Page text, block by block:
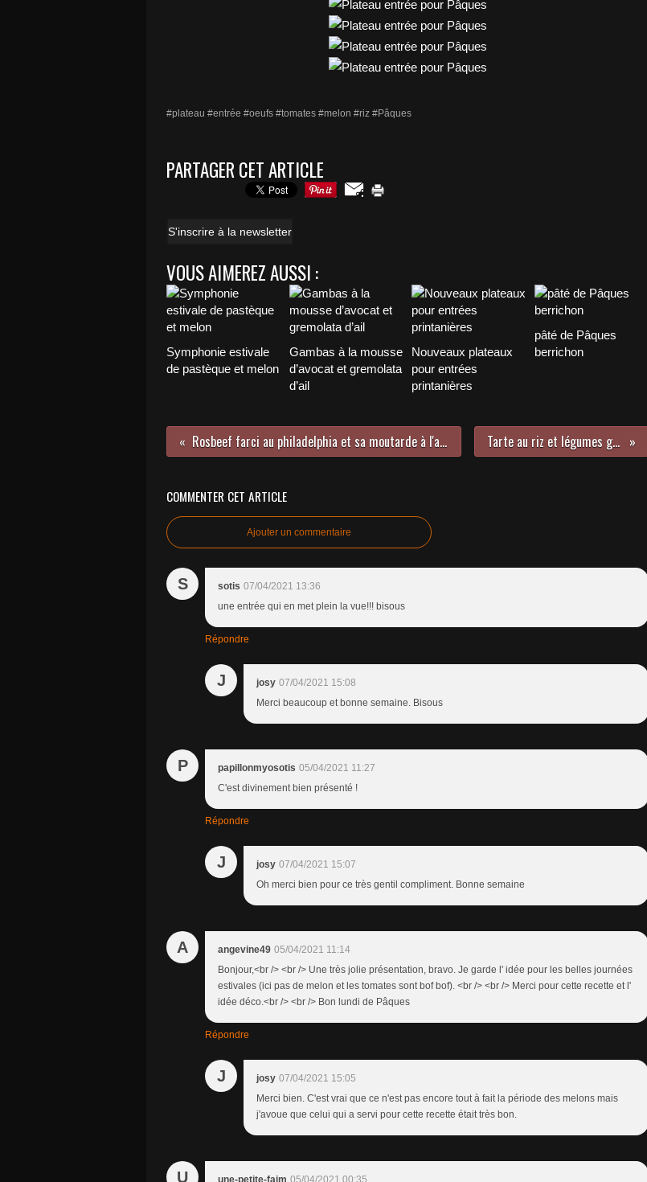
#plateau #entrée #oeufs #tomates #melon #riz #Pâques
PARTAGER CET ARTICLE
S'inscrire à la newsletter
VOUS AIMEREZ AUSSI :
Symphonie estivale
de pastèque et melon
Gambas à la mousse
d’avocat et gremolata
d’ail
Nouveaux plateaux
pour entrées
printanières
pâté de Pâques
berrichon
Rosbeef farci au philadelphia et sa moutarde à l'ancienne Tarte au riz et légumes grillés
COMMENTER CET ARTICLE
Ajouter un commentaire
S sotis 07/04/2021 13:36
une entrée qui en met plein la vue!!! bisous
Répondre
J josy 07/04/2021 15:08
Merci beaucoup et bonne semaine. Bisous
P papillonmyosotis 05/04/2021 11:27
C'est divinement bien présenté !
Répondre
J josy 07/04/2021 15:07
Oh merci bien pour ce très gentil compliment. Bonne semaine
A angevine49 05/04/2021 11:14
Bonjour,<br /> <br /> Une très jolie présentation, bravo. Je garde l' idée pour les belles journées
estivales (ici pas de melon et les tomates sont bof bof). <br /> <br /> Merci pour cette recette et l'
idée déco.<br /> <br /> Bon lundi de Pâques
Répondre
J josy 07/04/2021 15:05
Merci bien. C'est vrai que ce n'est pas encore tout à fait la période des melons mais
j'avoue que celui qui a servi pour cette recette était très bon.
U une-petite-faim 05/04/2021 00:35